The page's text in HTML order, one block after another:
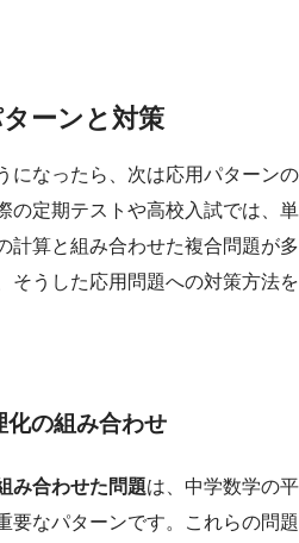
ーンと対策
になったら、次は応用パターンの
の定期テストや高校入試では、単
計算と組み合わせた複合問題が多
そうした応用問題への対策方法を
化の組み合わせ
み合わせた問題は、中学数学の平
要なパターンです。これらの問題